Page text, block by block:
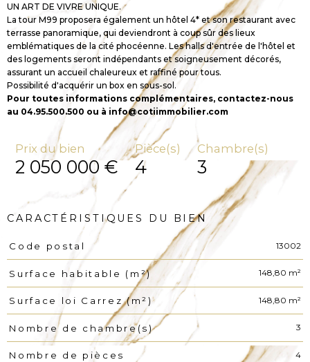
UN ART DE VIVRE UNIQUE.
La tour M99 proposera également un hôtel 4* et son restaurant avec
terrasse panoramique, qui deviendront à coup sûr des lieux
emblématiques de la cité phocéenne. Les halls d'entrée de l'hôtel et
des logements seront indépendants et soigneusement décorés,
assurant un accueil chaleureux et raffiné pour tous.
Possibilité d'acquérir un box en sous-sol.
Pour toutes informations complémentaires, contactez-nous
au 04.95.500.500 ou à info@cotiimmobilier.com
Prix du bien
2 050 000 €
Pièce(s)
4
Chambre(s)
3
CARACTÉRISTIQUES DU BIEN
Caractéristiques Valeurs
Code postal 13002
Surface habitable (m²) 148,80 m²
Surface loi Carrez (m²) 148,80 m²
Nombre de chambre(s) 3
Nombre de pièces 4